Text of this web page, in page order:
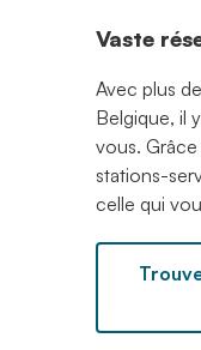
Vaste
Avec plus
Belgique, il
vous.
stations-
celle qui